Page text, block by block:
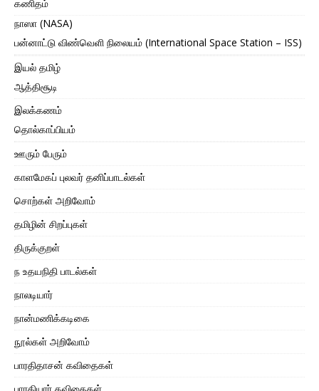
கணிதம்
நாஸா (NASA)
பன்னாட்டு விண்வெளி நிலையம் (International Space Station – ISS)
இயல் தமிழ்
ஆத்திசூடி
இலக்கணம்
தொல்காப்பியம்
ஊரும் பேரும்
காளமேகப் புலவர் தனிப்பாடல்கள்
சொற்கள் அறிவோம்
தமிழின் சிறப்புகள்
திருக்குறள்
ந உதயநிதி பாடல்கள்
நாலடியார்
நான்மணிக்கடிகை
நூல்கள் அறிவோம்
பாரதிதாசன் கவிதைகள்
பாரதியார் கவிதைகள்